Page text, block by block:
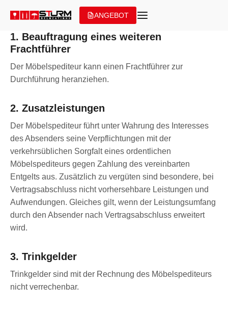
Inhalt
springen
ANGEBOT
1. Beauftragung eines weiteren
Frachtführer
Der Möbelspediteur kann einen Frachtführer zur
Durchführung heranziehen.
2. Zusatzleistungen
Der Möbelspediteur führt unter Wahrung des Interesses
des Absenders seine Verpflichtungen mit der
verkehrsüblichen Sorgfalt eines ordentlichen
Möbelspediteurs gegen Zahlung des vereinbarten
Entgelts aus. Zusätzlich zu vergüten sind besondere, bei
Vertragsabschluss nicht vorhersehbare Leistungen und
Aufwendungen. Gleiches gilt, wenn der Leistungsumfang
durch den Absender nach Vertragsabschluss erweitert
wird.
3. Trinkgelder
Trinkgelder sind mit der Rechnung des Möbelspediteurs
nicht verrechenbar.